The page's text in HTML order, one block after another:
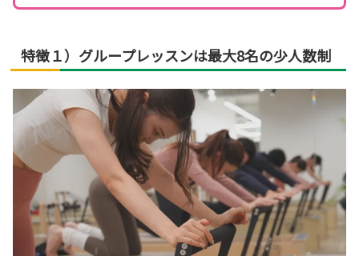
特徴１）グループレッスンは最大8名の少人数制